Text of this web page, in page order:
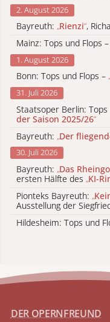
2. August 2026
Bayreuth: „Rienzi“,
Mainz: Tops und Flops –
1. August 2026
Bonn: Tops und Flops – „
31. Juli 2026
Staatsoper Berlin: Tops
der Saison 2025/26“
Bayreuth: „Der
30. Juli 2026
Bayreuth: „Das
ersten Hälfte des „KI-
Pionteks Bayreuth: „
Ausstellung der
Hildesheim: Tops und
DER OPERNFREUND